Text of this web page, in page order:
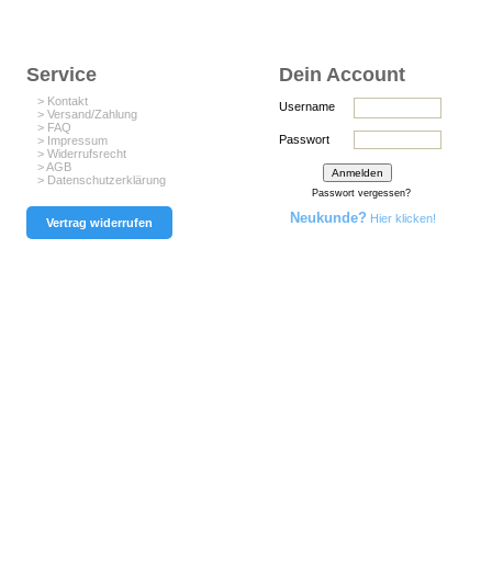
Service
> Kontakt
> Versand/Zahlung
> FAQ
> Impressum
> Widerrufsrecht
> AGB
> Datenschutzerklärung
Vertrag widerrufen
Dein Account
Username
Passwort
Passwort vergessen?
Neukunde? Hier klicken!